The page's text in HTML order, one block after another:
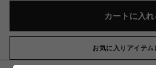
カートに入れ
お気に入りアイテム